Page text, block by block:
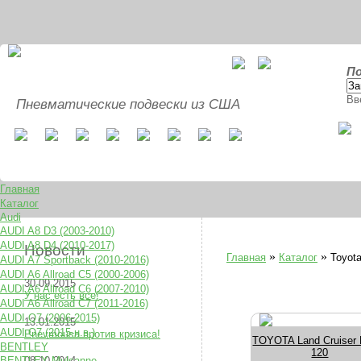
Пневматические подвески из США
Главная
Каталог
Audi
AUDI A8 D3 (2003-2010)
AUDI A8 D4 (2010-2017)
AUDI A7 Sportback (2010-2016)
AUDI A6 Allroad C5 (2000-2006)
AUDI A6 Allroad C6 (2007-2010)
AUDI A6 Allroad C7 (2011-2016)
AUDI Q7 (2006-2015)
AUDI Q7 (2015-н.в.)
BENTLEY
Новости
30.09.2015
У нас есть все!
13.01.2015
Pnevmousa против кризиса!
Главная » Каталог » Toyota
TOYOTA Land Cruiser
120